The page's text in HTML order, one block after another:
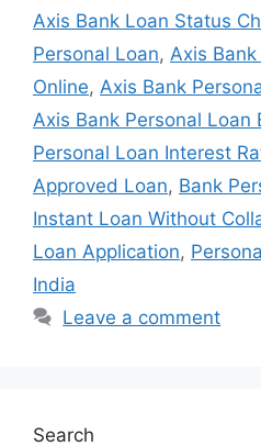
Axis Bank Loan Status
Personal Loan, Axis
Online, Axis Bank
Axis Bank Personal Loan
Personal Loan Interest
Approved Loan, Bank
Instant Loan Without
Loan Application,
India
Leave a comment
Search